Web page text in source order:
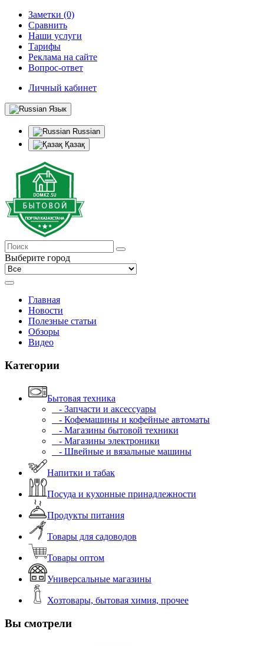
Заметки (0)
Сравнить
Наши услуги
Тарифы
Реклама на сайте
Вопрос-ответ
Личный кабинет
Язык
Russian
Қазақ
Выберите город
Главная
Новости
Полезные статьи
Обзоры
Видео
Категории
Бытовая техника
- Запчасти и аксессуары
- Кофемашины и кофейные автоматы
- Магазины бытовой техники
- Магазины электроники
- Швейные и вязальные машины
Напитки и табак
Посуда и кухонные принадлежности
Продукты питания
Товары для садоводов
Товары оптом
Универсальные магазины
Хозтовары, бытовая химия, прочее
Вы смотрели